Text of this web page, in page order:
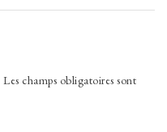
Les champs obligatoires sont